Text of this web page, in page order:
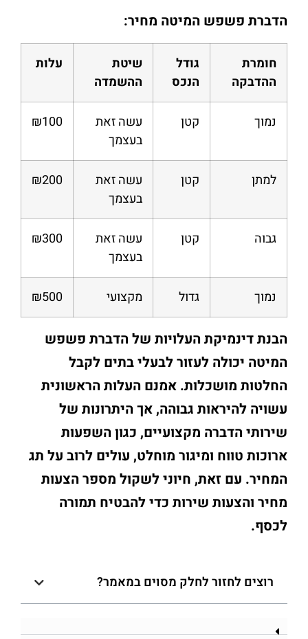
הדברת פשפש המיטה מחיר:
חומרת
ההדבקה
גודל
הנכס
שיטת
ההשמדה
עלות
נמוך קטן
עשה זאת
בעצמך
₪100
למתן קטן
עשה זאת
בעצמך
₪200
גבוה קטן
עשה זאת
בעצמך
₪300
נמוך גדול מקצועי ₪500
הבנת דינמיקת העלויות של הדברת פשפש
המיטה יכולה לעזור לבעלי בתים לקבל
החלטות מושכלות. אמנם העלות הראשונית
עשויה להיראות גבוהה, אך היתרונות של
שירותי הדברה מקצועיים, כגון השפעות
ארוכות טווח ומיגור מוחלט, עולים לרוב על תג
המחיר. עם זאת, חיוני לשקול מספר הצעות
מחיר והצעות שירות כדי להבטיח תמורה
לכסף.
רוצים לחזור לחלק מסוים במאמר?